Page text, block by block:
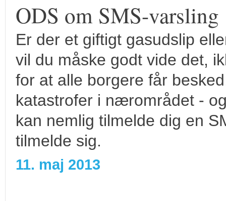
ODS om SMS-varsling
Er der et giftigt gasudslip
vil du måske godt vide det,
for at alle borgere får
katastrofer i nærområdet -
kan nemlig tilmelde dig en
tilmelde sig.
11. maj 2013